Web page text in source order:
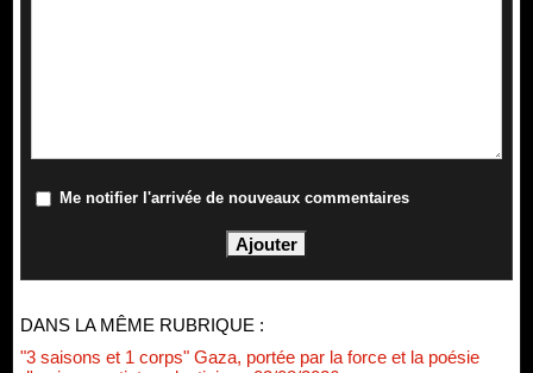
Me notifier l'arrivée de nouveaux commentaires
DANS LA MÊME RUBRIQUE :
"3 saisons et 1 corps" Gaza, portée par la force et la poésie